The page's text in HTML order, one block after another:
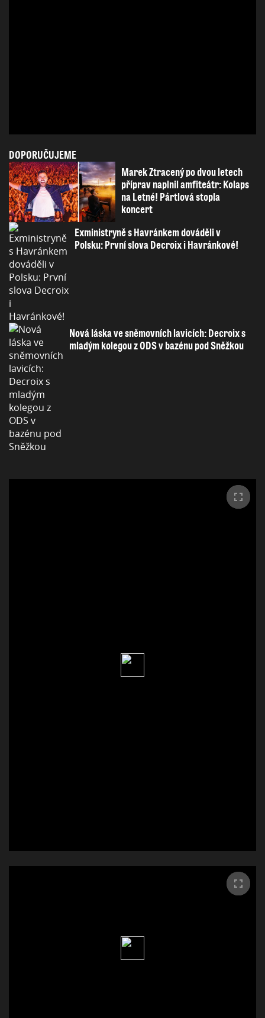
DOPORUČUJEME
Marek Ztracený po dvou letech
příprav naplnil amfiteátr: Kolaps
na Letné! Pártlová stopla
koncert
Exministryně s Havránkem dováděli v
Polsku: První slova Decroix i Havránkové!
Nová láska ve sněmovních lavicích: Decroix s
mladým kolegou z ODS v bazénu pod Sněžkou